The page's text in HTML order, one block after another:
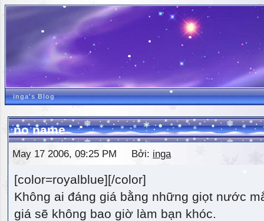
inga's Blog
no name
May 17 2006, 09:25 PM Bởi: inga
[color=royalblue][/color]
Không ai đáng giá bằng những giọt nước
giá sẽ không bao giờ làm bạn khóc.